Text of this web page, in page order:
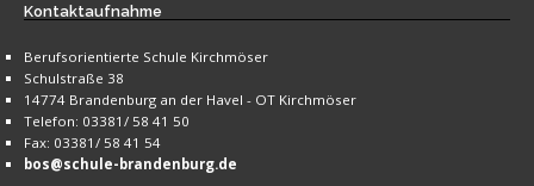
Kontaktaufnahme
Berufsorientierte Schule Kirchmöser
Schulstraße 38
14774 Brandenburg an der Havel - OT Kirchmöser
Telefon: 03381/ 58 41 50
Fax: 03381/ 58 41 54
bos@schule-brandenburg.de